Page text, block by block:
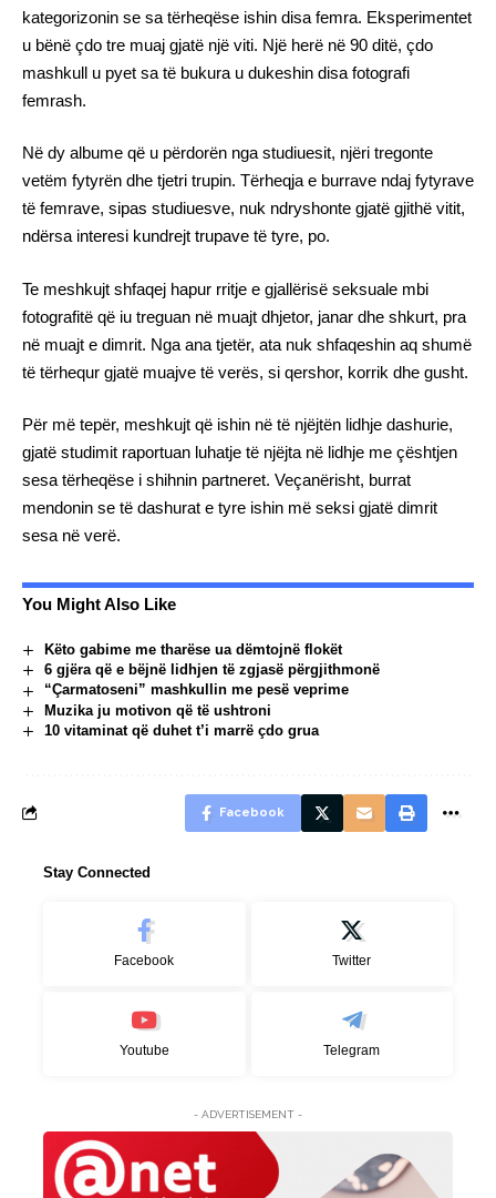
kategorizonin se sa tërheqëse ishin disa femra. Eksperimentet
u bënë çdo tre muaj gjatë një viti. Një herë në 90 ditë, çdo
mashkull u pyet sa të bukura u dukeshin disa fotografi
femrash.
Në dy albume që u përdorën nga studiuesit, njëri tregonte
vetëm fytyrën dhe tjetri trupin. Tërheqja e burrave ndaj fytyrave
të femrave, sipas studiuesve, nuk ndryshonte gjatë gjithë vitit,
ndërsa interesi kundrejt trupave të tyre, po.
Te meshkujt shfaqej hapur rritje e gjallërisë seksuale mbi
fotografitë që iu treguan në muajt dhjetor, janar dhe shkurt, pra
në muajt e dimrit. Nga ana tjetër, ata nuk shfaqeshin aq shumë
të tërhequr gjatë muajve të verës, si qershor, korrik dhe gusht.
Për më tepër, meshkujt që ishin në të njëjtën lidhje dashurie,
gjatë studimit raportuan luhatje të njëjta në lidhje me çështjen
sesa tërheqëse i shihnin partneret. Veçanërisht, burrat
mendonin se të dashurat e tyre ishin më seksi gjatë dimrit
sesa në verë.
You Might Also Like
Këto gabime me tharëse ua dëmtojnë flokët
6 gjëra që e bëjnë lidhjen të zgjasë përgjithmonë
“Çarmatoseni” mashkullin me pesë veprime
Muzika ju motivon që të ushtroni
10 vitaminat që duhet t’i marrë çdo grua
Facebook
Stay Connected
Facebook Twitter
Youtube Telegram
- ADVERTISEMENT -